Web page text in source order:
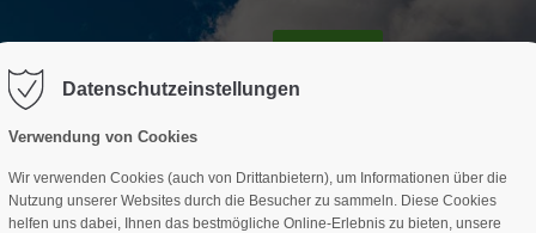
"offcanvas-col2" existiert leider
Der Eintrag "offcanvas-col3"
nicht.
Datenschutzeinstellungen
Verwendung von Cookies
Wir verwenden Cookies (auch von Drittanbietern), um Informationen über die
Nutzung unserer Websites durch die Besucher zu sammeln. Diese Cookies
helfen uns dabei, Ihnen das bestmögliche Online-Erlebnis zu bieten, unsere